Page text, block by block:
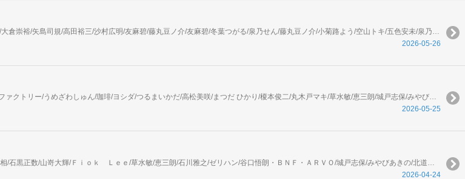
ONE/あずま京太郎/bose/横田卓馬/伏瀬/川上泰樹/弐瓶勉/馬場康誌/ヤスダスズヒト/星野翼/大倉崇裕/矢島司規/高田裕三/沙村広明/友麻碧/藤丸豆ノ介/友麻碧/冬葉つがる/泉乃せん/藤丸豆ノ介/小菊路よう/空山トキ/五色安未/泉乃せん/伍長/光永康則/マツモトケンゴ/杉本萌/ゆづか正成/伏瀬/中谷チカ/蕪木真/緒崎 カホ/麻生りーち/伏瀬/カジカ航
2026-05-26
アフタヌーン編集部/百瀬祐一郎/星河 シワス/石川雅之/山口つばさ/里見Ｕ/にゃんにゃんファクトリー/うめざわしゅん/珈琲/ヨシダ/つるまいかだ/高松美咲/まつだ ひかり/榎本俊二/丸木戸マキ/草水敏/恵三朗/城戸志保/みやびあきの/皆川亮二/ゼリハン/谷口悟朗・ＢＮＦ・ＡＲＶＯ/沙村広明/山嵜大輝/やながわけんじ/安藤正基/Ｆｉｏｋ Ｌｅｅ/文村公/藤島康介/田中相/北道正幸/須賀晶/ＩＺＵ/Ｈａｇａｎｅ/原正人/カラスヤサトシ
2026-05-25
2026-04-24